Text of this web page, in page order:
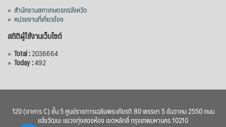
» สำนักงานสภาเกษตรกรจังหวัด
» หน่วยงานที่เกี่ยวข้อง
สถิติผู้ใช้งานเว็บไซต์
» Total :2036664
» Today :492
120 (อาคาร C) ชั้น 5 ศูนย์ราชการเฉลิมพระเกียรติ 80 พรรษา 5 ธันวาคม 2550 ถนน
แจ้งวัฒนะ แขวงทุ่งสองห้อง เขตหลักสี่ กรุงเทพมหานคร 10210